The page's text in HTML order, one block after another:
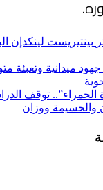
بينتيريست لينكدإن
جهود ميدانية وتعبئة
والحسيمة ووزان